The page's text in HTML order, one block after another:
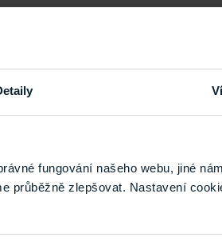
fungování našeho webu, jiné
průběžně zlepšovat. Nastavení
Server
9 kg